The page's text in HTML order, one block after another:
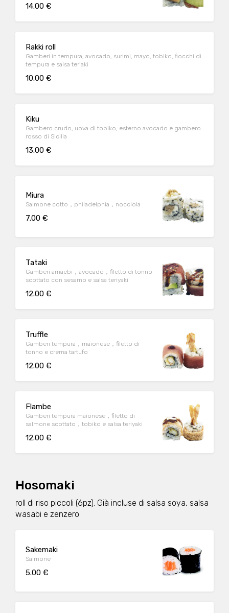
14.00 €
Rakki roll
Gamberi in tempura, avocado, surimi, mayo, tobiko, fiocchi di
tempura e salsa teriaki
10.00 €
Kiku
Gambero crudo, uova di tobiko, esterno avocado e gambero
rosso di Sicilia
13.00 €
Miura
Salmone cotto，philadelphia，nocciola
7.00 €
Tataki
Gamberi amaebi，avocado，filetto di tonno
scottato con sesamo e salsa teriyaki
12.00 €
Truffle
Gamberi tempura，maionese，filetto di
tonno e crema tartufo
12.00 €
Flambe
Gamberi tempura maionese，filetto di
salmone scottato，tobiko e salsa teriyaki
12.00 €
Hosomaki
roll di riso piccoli (6pz). Già incluse di salsa soya, salsa
wasabi e zenzero
Sakemaki
Salmone
5.00 €